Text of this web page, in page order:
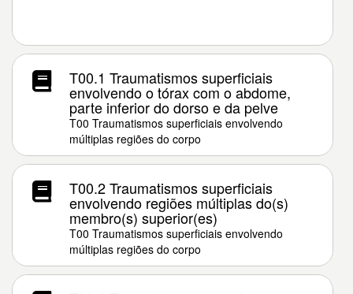
T00.1 Traumatismos superficiais
envolvendo o tórax com o abdome,
parte inferior do dorso e da pelve
T00 Traumatismos superficiais envolvendo
múltiplas regiões do corpo
T00.2 Traumatismos superficiais
envolvendo regiões múltiplas do(s)
membro(s) superior(es)
T00 Traumatismos superficiais envolvendo
múltiplas regiões do corpo